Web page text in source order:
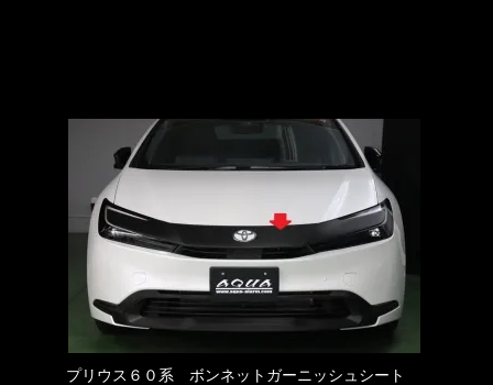
プリウス６０系 ボンネットガーニッシュシート